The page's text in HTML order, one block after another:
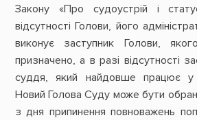
Закону «Про судоустрій і
відсутності Голови, його
виконує заступник Голови,
призначено, а в разі відсутності
суддя, який найдовше працює у
Новий Голова Суду може бути
з дня припинення повноважень